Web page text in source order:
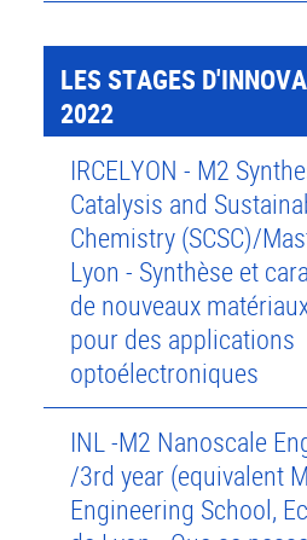
LES STAGES
2022
IRCELYON - M2
Catalysis and
Chemistry (SCSC)/
Lyon - Synthèse et
de nouveaux
pour des applications
optoélectroniques
INL -M2 Nanoscale
/3rd year (equivalent
Engineering School,